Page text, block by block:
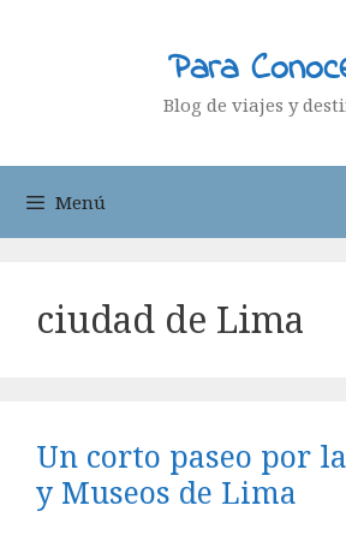
Para
Blog de viajes y
Menú
ciudad de Lima
Un corto paseo por
y Museos de Lima